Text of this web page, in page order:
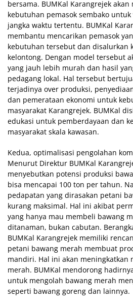
bersama. BUMKal Karangrejek
kebutuhan pemasok sembako
jangka waktu tertentu. BUMKal
membantu mencarikan pemasok
kebutuhan tersebut dan disalurkan
kelontong. Dengan model tersebut
yang jauh lebih murah dan hasil
pedagang lokal. Hal tersebut
terjadinya over produksi,
dan pemerataan ekonomi untuk
masyarakat Karangrejek. BUMKal
edukasi untuk pemberdayaan dan
masyarakat skala kawasan.
Kedua, optimalisasi pengolahan
Menurut Direktur BUMKal
menyebutkan potensi produksi
bisa mencapai 100 ton per tahun.
pedapatan yang dirasakan petani
kurang maksimal. Hal ini akibat
yang hanya mau membeli bawang
ditanaman, bukan cabutan.
BUMKal Karangrejek memiliki
petani bawang merah membuat
mandiri. Hal ini akan meningkatkan
merah. BUMKal mendorong
untuk mengolah bawang merah
seperti bawang goreng dan lainnya.